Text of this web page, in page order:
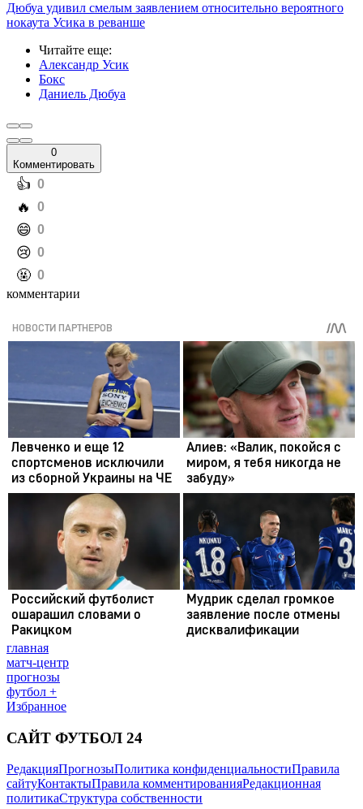
Дюбуа удивил смелым заявлением относительно вероятного
нокаута Усика в реванше
Читайте еще:
Александр Усик
Бокс
Даниель Дюбуа
0
Комментировать
️👍 0
️🔥 0
️😄 0
️😢 0
️🤬 0
комментарии
главная
матч-центр
прогнозы
футбол +
Избранное
САЙТ ФУТБОЛ 24
РедакцияПрогнозыПолитика конфиденциальностиПравила
сайтуКонтактыПравила комментированияРедакционная
политикаСтруктура собственности